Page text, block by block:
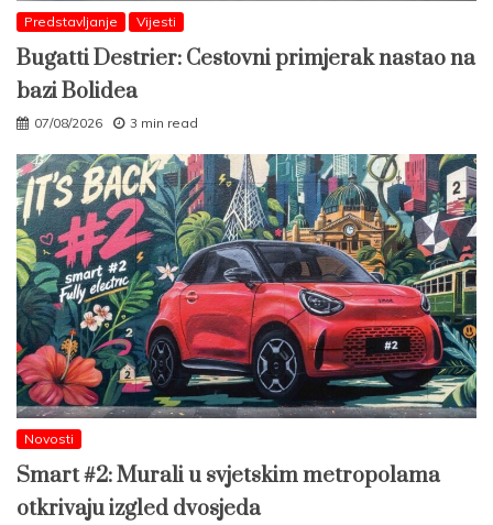
Predstavljanje Vijesti
Bugatti Destrier: Cestovni primjerak nastao na
bazi Bolidea
07/08/2026 3 min read
Novosti
Smart #2: Murali u svjetskim metropolama
otkrivaju izgled dvosjeda